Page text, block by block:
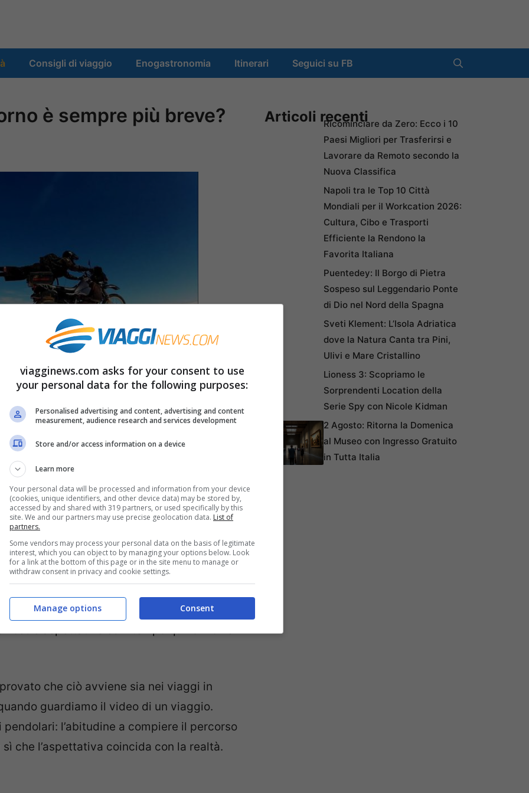
Consigli di viaggio Enogastronomia Itinerari Seguici su FB
è sempre più breve?
tutti sarà capitato di avere la sensazione
sia più breve del viaggio dell’andata. Sia che
di un weekend fuori potya. Ma perché il
imparata meglio? Nient’affatto! Per gli
mente.
ossia ‘effetto da viaggio di ritorno’ che fa
22%, sebbene la distanza ed il tempo
si effettua un percorso diverso la
la smania di arrivare ci porta a
al contrario al ritorno ci attestiamo
aspettative ed il tempo quindi non si
che ciò avviene sia nei viaggi in
guardiamo il video di un viaggio.
l’abitudine a compiere il percorso
che l’aspettativa coincida con la realtà.
Articoli recentiRicominciare da Zero: Ecco i 10
Paesi Migliori per Trasferirsi e
Lavorare da Remoto secondo la
Nuova Classifica
Napoli tra le Top 10 Città
Mondiali per il Workcation 2026:
Cultura, Cibo e Trasporti
Efficiente la Rendono la
Favorita Italiana
Puentedey: Il Borgo di Pietra
Sospeso sul Leggendario Ponte
di Dio nel Nord della Spagna
Sveti Klement: L’Isola Adriatica
dove la Natura Canta tra Pini,
Ulivi e Mare Cristallino
Lioness 3: Scopriamo le
Sorprendenti Location della
Serie Spy con Nicole Kidman
2 Agosto: Ritorna la Domenica
al Museo con Ingresso Gratuito
in Tutta Italia
viagginews.com asks for your consent to use
your personal data for the following purposes:
Personalised advertising and content, advertising and content
measurement, audience research and services development
Store and/or access information on a device
Learn more
Your personal data will be processed and information from your device
(cookies, unique identifiers, and other device data) may be stored by,
accessed by and shared with 319 partners, or used specifically by this
site. We and our partners may use precise geolocation data. List of
partners.
Some vendors may process your personal data on the basis of legitimate
interest, which you can object to by managing your options below. Look
for a link at the bottom of this page or in the site menu to manage or
withdraw consent in privacy and cookie settings.
Consent
Manage options